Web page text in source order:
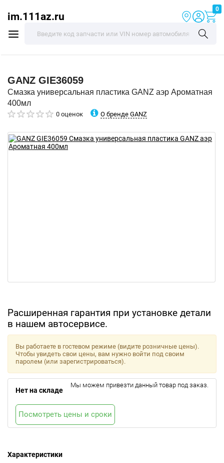
im.111az.ru
0
GANZ GIE36059
Смазка универсальная пластика GANZ аэр Ароматная
400мл
0 оценок О бренде GANZ
Расширенная гарантия при установке детали
в нашем автосервисе.
Характеристики
Вы работаете в гостевом режиме (видите розничные цены).
Чтобы увидеть свои цены, вам нужно войти под своим
паролем (или зарегистрироваться).
Нет на складе
Мы можем привезти данный товар под заказ.
Посмотреть цены и сроки